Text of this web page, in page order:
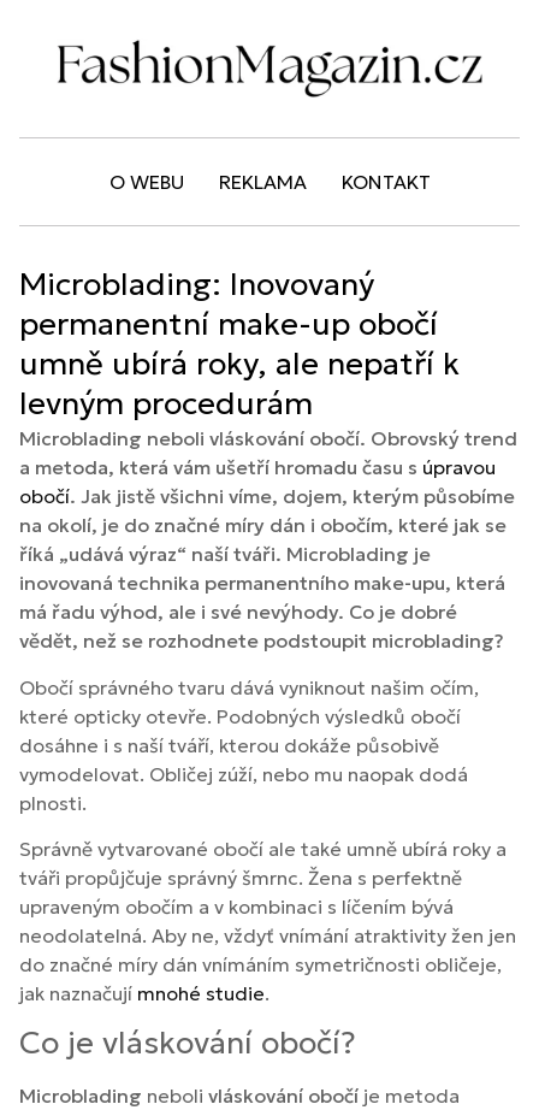
O WEBU REKLAMA KONTAKT
Microblading: Inovovaný
permanentní make-up obočí
umně ubírá roky, ale nepatří k
levným procedurám
Microblading neboli vláskování obočí. Obrovský trend
a metoda, která vám ušetří hromadu času s úpravou
obočí. Jak jistě všichni víme, dojem, kterým působíme
na okolí, je do značné míry dán i obočím, které jak se
říká „udává výraz“ naší tváři. Microblading je
inovovaná technika permanentního make-upu, která
má řadu výhod, ale i své nevýhody. Co je dobré
vědět, než se rozhodnete podstoupit microblading?
Obočí správného tvaru dává vyniknout našim očím,
které opticky otevře. Podobných výsledků obočí
dosáhne i s naší tváří, kterou dokáže působivě
vymodelovat. Obličej zúží, nebo mu naopak dodá
plnosti.
Správně vytvarované obočí ale také umně ubírá roky a
tváři propůjčuje správný šmrnc. Žena s perfektně
upraveným obočím a v kombinaci s líčením bývá
neodolatelná. Aby ne, vždyť vnímání atraktivity žen jen
do značné míry dán vnímáním symetričnosti obličeje,
jak naznačují mnohé studie.
Co je vláskování obočí?
Microblading neboli vláskování obočí je metoda